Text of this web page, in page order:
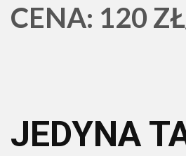
CENA: 120
JEDYNA